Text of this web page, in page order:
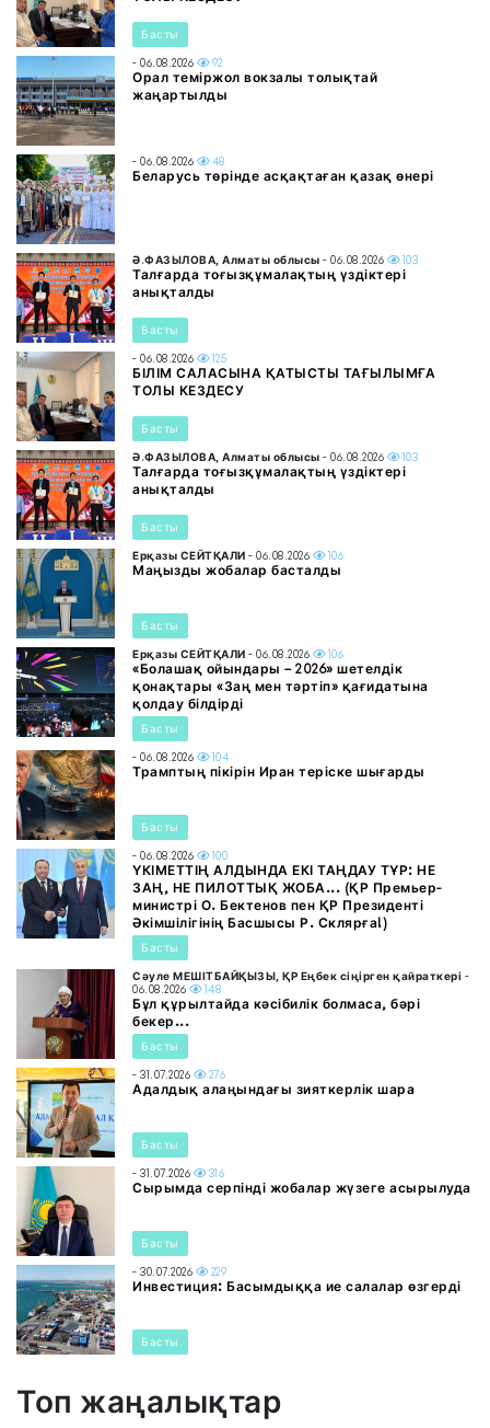
Басты
- 06.08.2026 92
Орал теміржол вокзалы толықтай
жаңартылды
- 06.08.2026 48
Беларусь төрінде асқақтаған қазақ өнері
Ә.ФАЗЫЛОВА, Алматы облысы - 06.08.2026 103
Талғарда тоғызқұмалақтың үздіктері
анықталды
Басты
- 06.08.2026 125
БІЛІМ САЛАСЫНА ҚАТЫСТЫ ТАҒЫЛЫМҒА
ТОЛЫ КЕЗДЕСУ
Басты
Ә.ФАЗЫЛОВА, Алматы облысы - 06.08.2026 103
Талғарда тоғызқұмалақтың үздіктері
анықталды
Басты
Ерқазы СЕЙТҚАЛИ - 06.08.2026 106
Маңызды жобалар басталды
Басты
Ерқазы СЕЙТҚАЛИ - 06.08.2026 106
«Болашақ ойындары – 2026» шетелдік
қонақтары «Заң мен тәртіп» қағидатына
қолдау білдірді
Басты
- 06.08.2026 104
Трамптың пікірін Иран теріске шығарды
Басты
- 06.08.2026 100
ҮКІМЕТТІҢ АЛДЫНДА ЕКІ ТАҢДАУ ТҰР: НЕ
ЗАҢ, НЕ ПИЛОТТЫҚ ЖОБА... (ҚР Премьер-
министрі О. Бектенов пен ҚР Президенті
Әкімшілігінің Басшысы Р. Склярға!)
Басты
Сәуле МЕШІТБАЙҚЫЗЫ, ҚР Еңбек сіңірген қайраткері -
06.08.2026
148
Бұл құрылтайда кәсібилік болмаса, бәрі
бекер...
Басты
- 31.07.2026 276
Адалдық алаңындағы зияткерлік шара
Басты
- 31.07.2026 316
Сырымда серпінді жобалар жүзеге асырылуда
Басты
- 30.07.2026 229
Инвестиция: Басымдыққа ие салалар өзгерді
Басты
Топ жаңалықтар